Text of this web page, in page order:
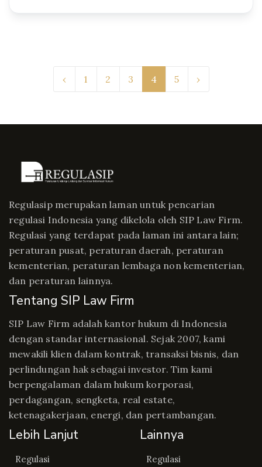
‹ 1 2 3 4 5 ›
Regulasip merupakan laman untuk pencarian
regulasi Indonesia yang dikelola oleh SIP Law Firm.
Regulasi yang terdapat pada laman ini antara lain;
peraturan pusat, peraturan daerah, peraturan
kementerian, peraturan lembaga non kementerian,
dan peraturan lainnya.
Tentang SIP Law Firm
SIP Law Firm adalah kantor hukum di Indonesia
dengan standar internasional. Sejak 2007, kami
mewakili klien dalam kontrak, transaksi bisnis, dan
perlindungan hak sebagai investor. Tim kami
berpengalaman dalam hukum korporasi,
perdagangan, sengketa, real estate,
ketenagakerjaan, energi, dan pertambangan.
Lebih Lanjut
Regulasi
Lainnya
Regulasi